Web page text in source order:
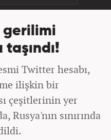
gerilimi
Twitter hesabı,
ilişkin bir
çeşitlerinin yer
Rusya'nın sınırında